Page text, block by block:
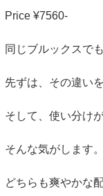
Price ¥7560-
同じブルックスで
先ずは、その違いを
そして、使い分け
そんな気がします。
どちらも爽やかな